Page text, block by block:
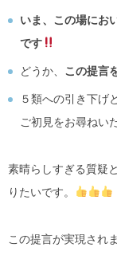
いま、この場にお
です
どうか、 この提言
５類への引き下げ
ご初見をお尋ねい
素晴らしすぎる質疑
りたいです。
この提言が実現され